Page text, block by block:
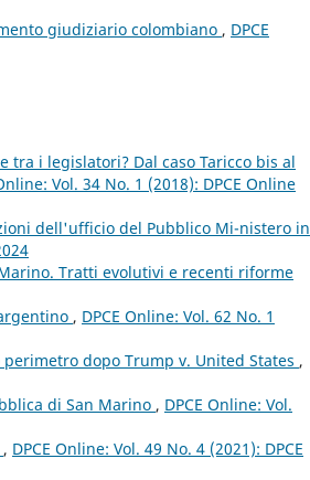
giudiziario colombiano , DPCE
tra i legislatori? Dal caso Taricco bis al
Vol. 34 No. 1 (2018): DPCE Online
dell'ufficio del Pubblico Mi-nistero in
Tratti evolutivi e recenti riforme
, DPCE Online: Vol. 62 No. 1
dopo Trump v. United States ,
di San Marino , DPCE Online: Vol.
, DPCE Online: Vol. 49 No. 4 (2021): DPCE